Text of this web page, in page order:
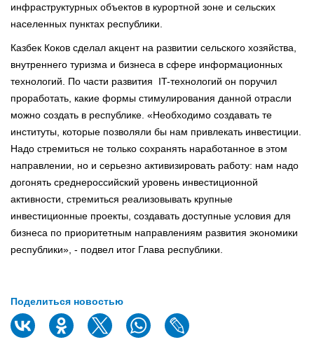
инфраструктурных объектов в курортной зоне и сельских
населенных пунктах республики.
Казбек Коков сделал акцент на развитии сельского хозяйства,
внутреннего туризма и бизнеса в сфере информационных
технологий. По части развития IT-технологий он поручил
проработать, какие формы стимулирования данной отрасли
можно создать в республике. «Необходимо создавать те
институты, которые позволяли бы нам привлекать инвестиции.
Надо стремиться не только сохранять наработанное в этом
направлении, но и серьезно активизировать работу: нам надо
догонять среднероссийский уровень инвестиционной
активности, стремиться реализовывать крупные
инвестиционные проекты, создавать доступные условия для
бизнеса по приоритетным направлениям развития экономики
республики», - подвел итог Глава республики.
Поделиться новостью